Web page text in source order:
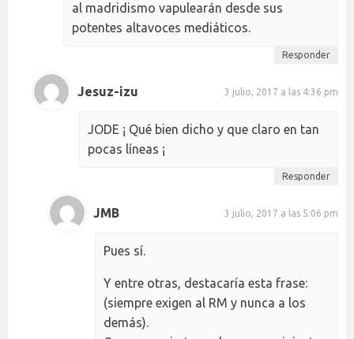
al madridismo vapulearán desde sus
potentes altavoces mediáticos.
Responder
Jesuz-izu 3 julio, 2017 a las 4:36 pm
JODE ¡ Qué bien dicho y que claro en tan
pocas líneas ¡
Responder
JMB 3 julio, 2017 a las 5:06 pm
Pues sí.
Y entre otras, destacaría esta frase:
(siempre exigen al RM y nunca a los
demás).